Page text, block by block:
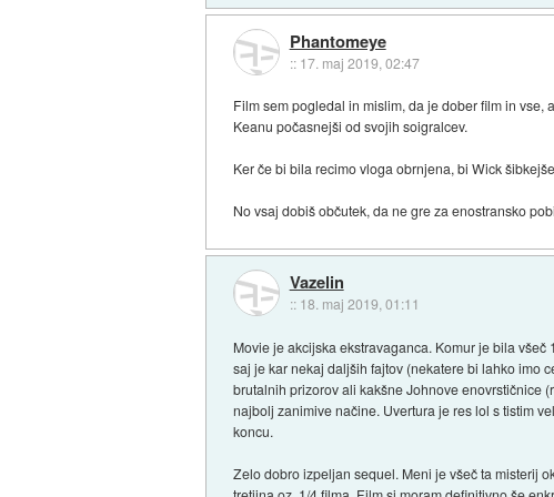
Phantomeye
:: 17. maj 2019, 02:47
Film sem pogledal in mislim, da je dober film in
Keanu počasnejši od svojih soigralcev.
Ker če bi bila recimo vloga obrnjena, bi Wick
No vsaj dobiš občutek, da ne gre za enostransko
Vazelin
:: 18. maj 2019, 01:11
Movie je akcijska ekstravaganca. Komur je bila
saj je kar nekaj daljših fajtov (nekatere bi lahko imo
brutalnih prizorov ali kakšne Johnove enovrstičnice
najbolj zanimive načine. Uvertura je res lol s tistim
koncu.
Zelo dobro izpeljan sequel. Meni je všeč ta misterij